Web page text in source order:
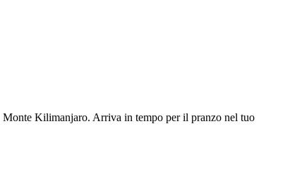
Monte Kilimanjaro. Arriva in tempo per il pranzo nel tuo